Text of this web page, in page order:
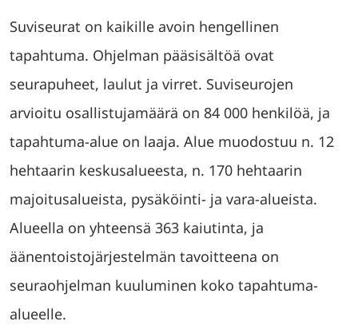
Suviseurat on kaikille avoin hengellinen
tapahtuma. Ohjelman pääsisältöä ovat
seurapuheet, laulut ja virret. Suviseurojen
arvioitu osallistujamäärä on 84 000 henkilöä, ja
tapahtuma-alue on laaja. Alue muodostuu n. 12
hehtaarin keskusalueesta, n. 170 hehtaarin
majoitusalueista, pysäköinti- ja vara-alueista.
Alueella on yhteensä 363 kaiutinta, ja
äänentoistojärjestelmän tavoitteena on
seuraohjelman kuuluminen koko tapahtuma-
alueelle.